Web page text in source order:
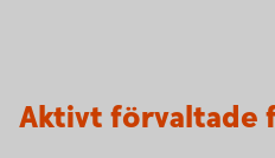
Aktivt förvaltade